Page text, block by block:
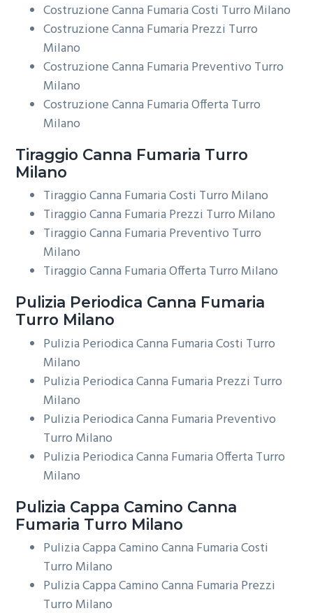
Costruzione Canna Fumaria Costi Turro Milano
Costruzione Canna Fumaria Prezzi Turro
Milano
Costruzione Canna Fumaria Preventivo Turro
Milano
Costruzione Canna Fumaria Offerta Turro
Milano
Tiraggio Canna Fumaria Turro
Milano
Tiraggio Canna Fumaria Costi Turro Milano
Tiraggio Canna Fumaria Prezzi Turro Milano
Tiraggio Canna Fumaria Preventivo Turro
Milano
Tiraggio Canna Fumaria Offerta Turro Milano
Pulizia Periodica Canna Fumaria
Turro Milano
Pulizia Periodica Canna Fumaria Costi Turro
Milano
Pulizia Periodica Canna Fumaria Prezzi Turro
Milano
Pulizia Periodica Canna Fumaria Preventivo
Turro Milano
Pulizia Periodica Canna Fumaria Offerta Turro
Milano
Pulizia Cappa Camino Canna
Fumaria Turro Milano
Pulizia Cappa Camino Canna Fumaria Costi
Turro Milano
Pulizia Cappa Camino Canna Fumaria Prezzi
Turro Milano